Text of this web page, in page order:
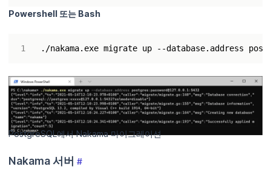
Powershell 또는 Bash
PostgreSQL에서 Nakama 마이그레이션
Nakama 서버 #